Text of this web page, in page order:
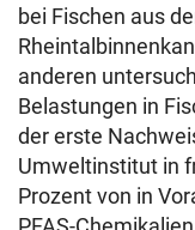
bei Fischen aus
anderen
Belastungen in
der erste
Umweltinstitut in
Prozent von in